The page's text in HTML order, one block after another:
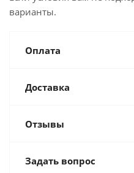
варианты.
Оплата
Доставка
Отзывы
Задать вопрос